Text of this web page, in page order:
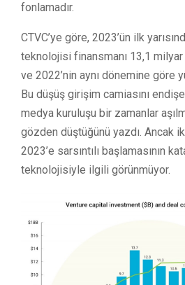
fonlamadır.
CTVC’ye göre, 2023’ün ilk
teknolojisi finansmanı 13,1
ve 2022’nin aynı dönemine göre
Bu düşüş girişim camiasını
medya kuruluşu bir zamanlar
gözden düştüğünü yazdı. Ancak
2023’e sarsıntılı başlamasının
teknolojisiyle ilgili görünmüyor.